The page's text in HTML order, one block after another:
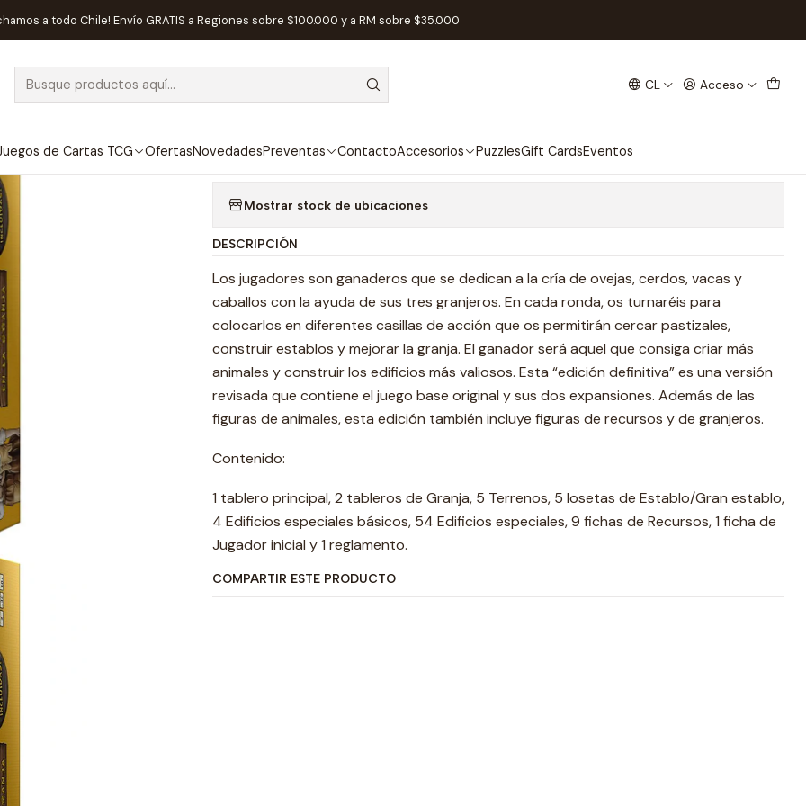
CL Acceso
de Cartas TCG OfertasNovedadesPreventas ContactoAccesorios PuzzlesGift CardsEventos
a todo Chile! Envío GRATIS a Regiones sobre $100.000 y a RM sobre $35.000
Juegos de Mesa Competitivos Agricola Animales en la Granja - Español
AGOTADO Agricola Animales en la Granja - Español
Agregar a la lista de favoritos
Mostrar stock de ubicaciones
DESCRIPCIÓN
Los jugadores son ganaderos que se dedican a la cría de ovejas, cerdos, vacas y
caballos con la ayuda de sus tres granjeros. En cada ronda, os turnaréis para
colocarlos en diferentes casillas de acción que os permitirán cercar pastizales,
construir establos y mejorar la granja. El ganador será aquel que consiga criar más
animales y construir los edificios más valiosos. Esta “edición definitiva” es una versión
revisada que contiene el juego base original y sus dos expansiones. Además de las
figuras de animales, esta edición también incluye figuras de recursos y de granjeros.
Contenido:
1 tablero principal, 2 tableros de Granja, 5 Terrenos, 5 losetas de Establo/Gran establo,
4 Edificios especiales básicos, 54 Edificios especiales, 9 fichas de Recursos, 1 ficha de
Jugador inicial y 1 reglamento.
COMPARTIR ESTE PRODUCTO